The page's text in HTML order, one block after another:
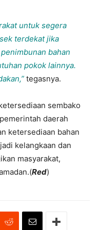
untuk segera
terdekat jika
bahan
pokok lainnya.
tegasnya.
sembako
daerah
ketersediaan bahan
kelangkaan dan
masyarakat,
Red)